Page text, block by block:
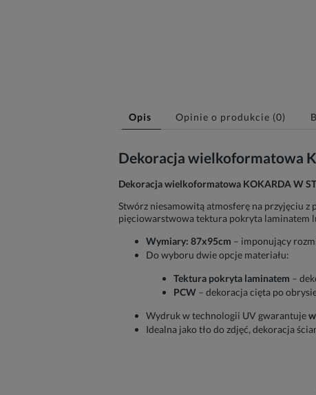
Opis Opinie o produkcie (0)
Dekoracja wielkoformatowa
Dekoracja wielkoformatowa KOKARDA W
Stwórz niesamowitą atmosferę na przyjęciu z
pięciowarstwowa tektura pokryta laminatem
Wymiary: 87x95cm – imponujący
Do wyboru dwie opcje materiału:
Tektura pokryta laminatem –
PCW – dekoracja cięta po
Wydruk w technologii UV gwarantuje
Idealna jako tło do zdjęć, dekoracja